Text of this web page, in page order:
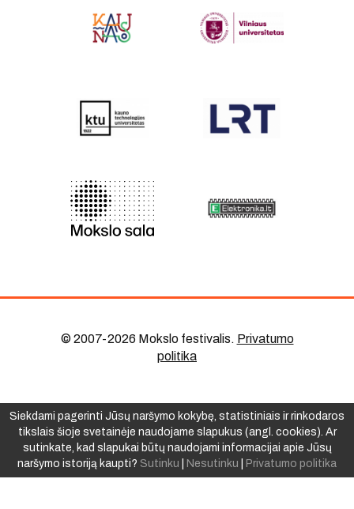
© 2007-2026 Mokslo festivalis. Privatumo
politika
Siekdami pagerinti Jūsų naršymo kokybę, statistiniais ir rinkodaros
tikslais šioje svetainėje naudojame slapukus (angl. cookies). Ar
sutinkate, kad slapukai būtų naudojami informacijai apie Jūsų
naršymo istoriją kaupti? Sutinku Nesutinku Privatumo politika